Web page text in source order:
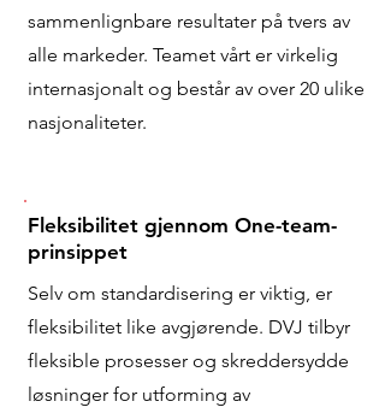
sammenlignbare resultater på tvers av
alle markeder. Teamet vårt er virkelig
internasjonalt og består av over 20 ulike
nasjonaliteter.
Fleksibilitet gjennom One-team-
prinsippet
Selv om standardisering er viktig, er
fleksibilitet like avgjørende. DVJ tilbyr
fleksible prosesser og skreddersydde
løsninger for utforming av